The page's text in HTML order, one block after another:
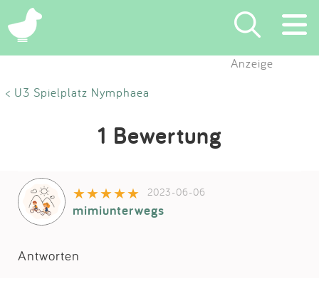
Suchen
Eintragen
Blog
Anzeige
< U3 Spielplatz Nymphaea
1 Bewertung
2023-06-06
mimiunterwegs
Antworten